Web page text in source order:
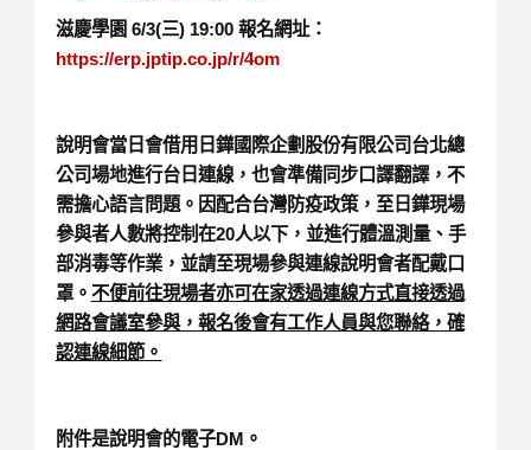
滋慶學園 6/3(三) 19:00 報名網址：
https://erp.jptip.co.jp/r/4om
說明會當日會借用日鏵國際企劃股份有限公司台北總
公司場地進行台日連線，也會準備同步口譯翻譯，不
需擔心語言問題。因配合台灣防疫政策，至日鏵現場
參與者人數將控制在20人以下，並進行體溫測量、手
部消毒等作業，並請至現場參與連線說明會者配戴口
罩。 不便前往現場者亦可在家透過連線方式直接透過
網路會議室參與，報名後會有工作人員與您聯絡，確
認連線細節。
附件是說明會的電子DM。